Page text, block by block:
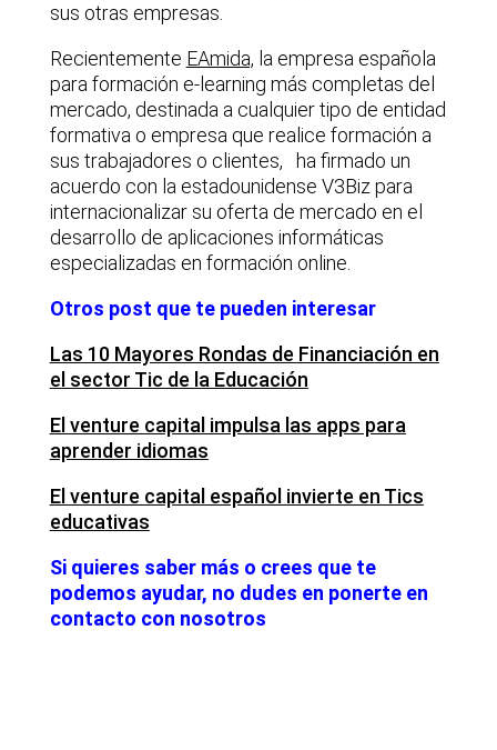
sus otras empresas.
Recientemente EAmida, la empresa española
para formación e-learning más completas del
mercado, destinada a cualquier tipo de entidad
formativa o empresa que realice formación a
sus trabajadores o clientes, ha firmado un
acuerdo con la estadounidense V3Biz para
internacionalizar su oferta de mercado en el
desarrollo de aplicaciones informáticas
especializadas en formación online.
Otros post que te pueden interesar
Las 10 Mayores Rondas de Financiación en
el sector Tic de la Educación
El venture capital impulsa las apps para
aprender idiomas
El venture capital español invierte en Tics
educativas
Si quieres saber más o crees que te
podemos ayudar, no dudes en ponerte en
contacto con nosotros